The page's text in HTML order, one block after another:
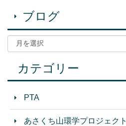
ブログ
カテゴリー
PTA
あさくち山環学プロジェクト